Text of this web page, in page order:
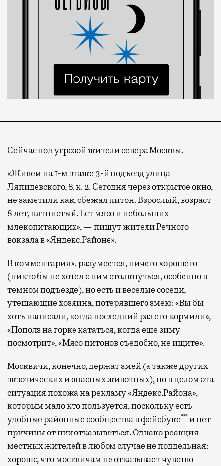
Сейчас под угрозой жители севера Москвы.
«Живем на 1-м этаже 3-й подъезд улица
Ляпидевского, 8, к. 2. Сегодня через открытое окно,
не заметили как, сбежал питон. Взрослый, возраст
8 лет, пятнистый. Ест мясо и небольших
млекопитающих», — пишут жители Речного
вокзала в «Яндекс.Районе».
В комментариях, разумеется, ничего хорошего
(никто бы не хотел с ним столкнуться, особенно в
темном подъезде), но есть и веселые соседи,
утешающие хозяина, потерявшего змею: «Вы бы
хоть написали, когда последний раз его кормили»,
«Пополз на горке кататься, когда еще зиму
посмотрит», «Мясо питонов съедобно, не ищите».
Москвичи, конечно, держат змей (а также других
экзотических и опасных животных), но в целом эта
ситуация похожа на рекламу «Яндекс.Района»,
которым мало кто пользуется, поскольку есть
удобные районные сообщества в фейсбуке***и нет
причины от них отказываться. Однако реакция
местных жителей в любом случае не поддельная:
хорошо, что москвичам не отказывает чувство